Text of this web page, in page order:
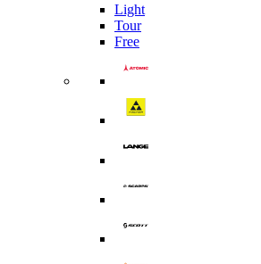
Light
Tour
Free